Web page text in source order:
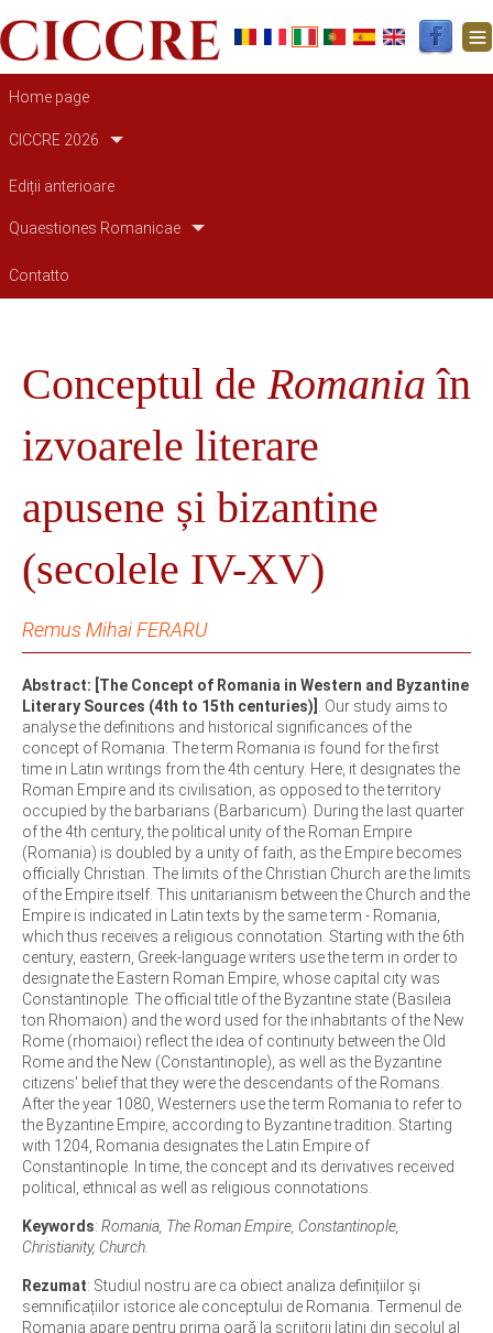
Navigazione principale
Home page
CICCRE 2026
Ediții anterioare
Quaestiones Romanicae
Contatto
Conceptul de Romaniaîn
izvoarele literare
apusene și bizantine
(secolele IV-XV)
Remus Mihai FERARU
Abstract: [The Concept of Romania in Western and Byzantine
Literary Sources (4th to 15th centuries)]
. Our study aims to
analyse the definitions and historical significances of the
concept of Romania. The term Romania is found for the first
time in Latin writings from the 4th century. Here, it designates the
Roman Empire and its civilisation, as opposed to the territory
occupied by the barbarians (Barbaricum). During the last quarter
of the 4th century, the political unity of the Roman Empire
(Romania) is doubled by a unity of faith, as the Empire becomes
officially Christian. The limits of the Christian Church are the limits
of the Empire itself. This unitarianism between the Church and the
Empire is indicated in Latin texts by the same term - Romania,
which thus receives a religious connotation. Starting with the 6th
century, eastern, Greek-language writers use the term in order to
designate the Eastern Roman Empire, whose capital city was
Constantinople. The official title of the Byzantine state (Basileia
ton Rhomaion) and the word used for the inhabitants of the New
Rome (rhomaioi) reflect the idea of continuity between the Old
Rome and the New (Constantinople), as well as the Byzantine
citizens' belief that they were the descendants of the Romans.
After the year 1080, Westerners use the term Romania to refer to
the Byzantine Empire, according to Byzantine tradition. Starting
with 1204, Romania designates the Latin Empire of
Constantinople. In time, the concept and its derivatives received
political, ethnical as well as religious connotations.
Keywords: Romania, The Roman Empire, Constantinople,
Christianity, Church.
Rezumat: Studiul nostru are ca obiect analiza definițiilor și
semnificațiilor istorice ale conceptului de Romania. Termenul de
Romania apare pentru prima oară la scriitorii latini din secolul al